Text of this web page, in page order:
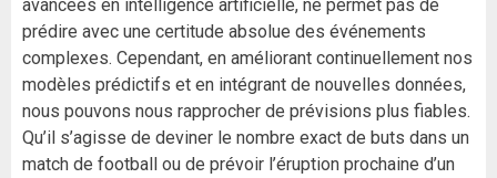
avancées en intelligence artificielle, ne permet pas de
prédire avec une certitude absolue des événements
complexes. Cependant, en améliorant continuellement nos
modèles prédictifs et en intégrant de nouvelles données,
nous pouvons nous rapprocher de prévisions plus fiables.
Qu’il s’agisse de deviner le nombre exact de buts dans un
match de football ou de prévoir l’éruption prochaine d’un